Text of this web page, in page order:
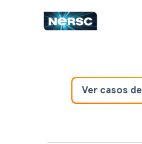
Ver casos